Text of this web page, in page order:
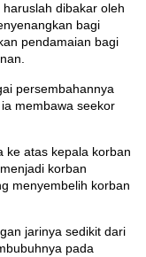
dibakar oleh
bagi
pendamaian bagi
persembahannya
membawa seekor
ke atas kepala korban
korban
menyembelih korban
jarinya sedikit dari
pada